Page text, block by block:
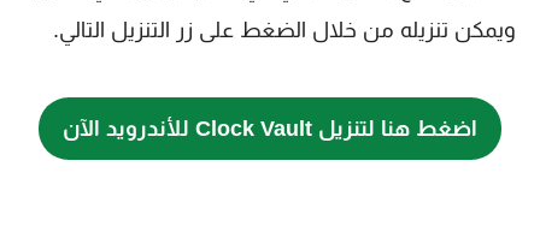
ويمكن تنزيله من خلال الضغط على زر التنزيل التالي.
اضغط هنا لتنزيل Clock Vault للأندرويد الآن